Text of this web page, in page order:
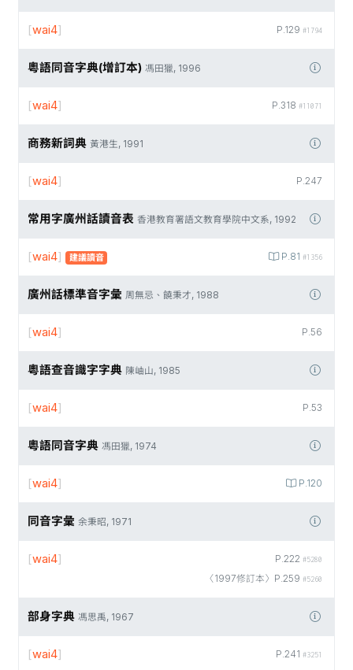
P.129 #1794
[wai4]
粵語同音字典(增訂本) 馮田獵, 1996
P.318 #11071
[wai4]
商務新詞典 黃港生, 1991
P.247
[wai4]
常用字廣州話讀音表 香港教育署語文教育學院中文系, 1992
P.81 #1356
[wai4] 建議讀音
廣州話標準音字彙 周無忌、饒秉才, 1988
P.56
[wai4]
粵語查音識字字典 陳岫山, 1985
P.53
[wai4]
粵語同音字典 馮田獵, 1974
P.120
[wai4]
同音字彙 余秉昭, 1971
P.222 #5280
〈1997修訂本〉P.259 #5260
[wai4]
部身字典 馮思禹, 1967
P.241 #3251
[wai4]